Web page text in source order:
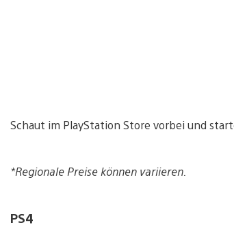
Schaut im PlayStation Store vorbei und
*Regionale Preise können variieren.
PS4